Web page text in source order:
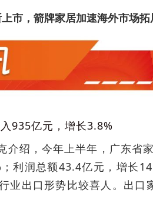
市，箭牌家居加速海外市场拓
935亿元，增长3.8%
介绍，今年上半年，广东省
利润总额43.4亿元，增长
业出口形势比较喜人。出